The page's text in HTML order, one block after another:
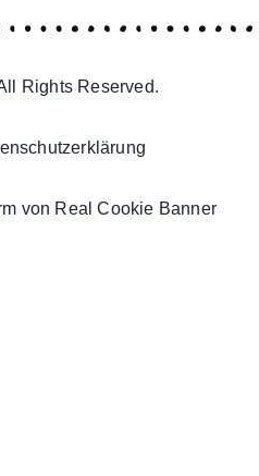
Rights Reserved.
von Real Cookie Banner